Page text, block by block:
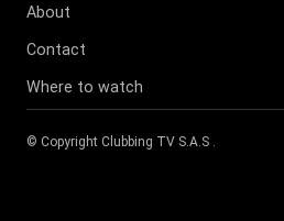
About
Contact
Where to watch
© Copyright Clubbing TV S.A.S .